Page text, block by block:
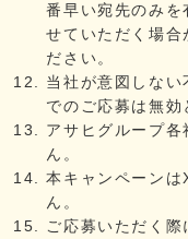
番早い宛先のみを
せていただく場合
ださい。
当社が意図しな
でのご応募は無効
アサヒグループ
ん。
本キャンペーン
ん。
ご応募いただく